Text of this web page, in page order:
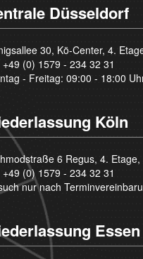
Düsseldorf
30, Kö-Center, 4.
+49 (0) 1579 - 234 32 31
- Freitag: 09:00 - 18:00
Köln
6 Regus, 4.
+49 (0) 1579 - 234 32 31
nur nach
Essen